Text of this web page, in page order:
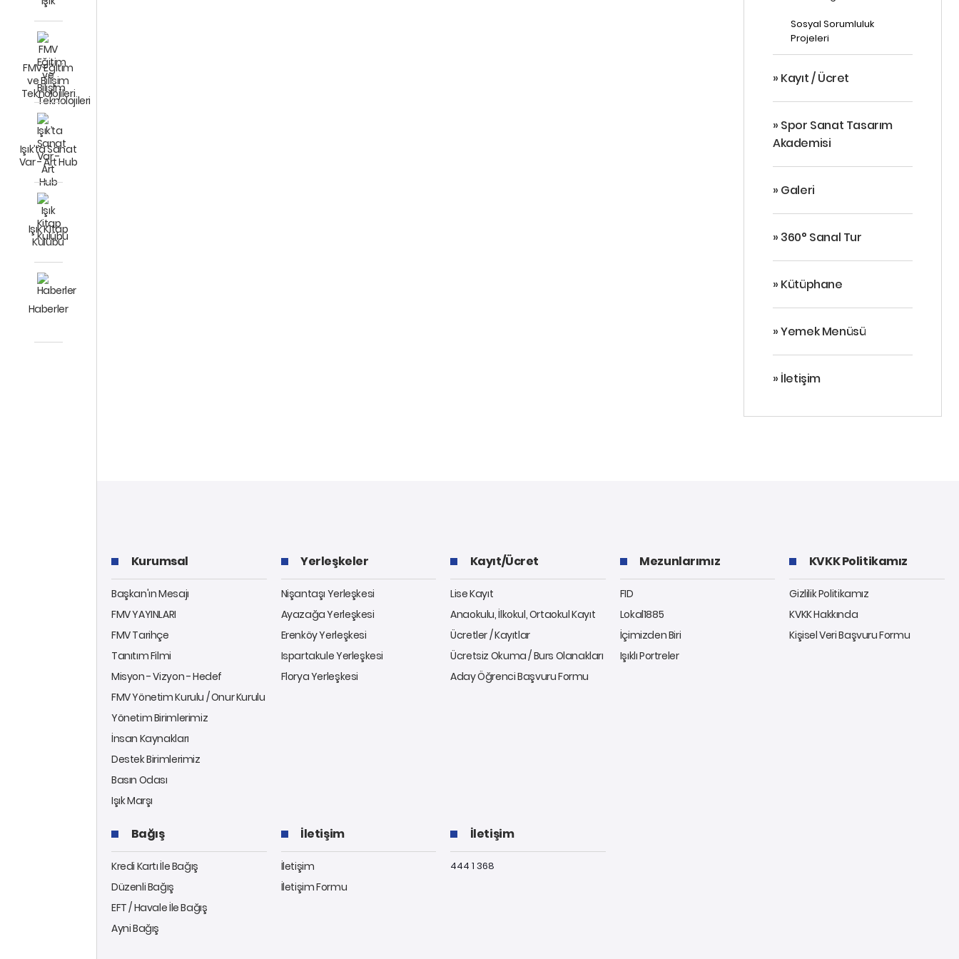
FMV Eğitim
ve Bilişim
Teknolojileri
Işık’ta Sanat
Var - Art Hub
Işık Kitap
Kulübü
Haberler
Sosyal Sorumluluk
Projeleri
» Kayıt / Ücret
» Spor Sanat Tasarım
Akademisi
» Galeri
» 360° Sanal Tur
» Kütüphane
» Yemek Menüsü
» İletişim
Kurumsal
Başkan'ın Mesajı
FMV YAYINLARI
FMV Tarihçe
Tanıtım Filmi
Misyon - Vizyon - Hedef
FMV Yönetim Kurulu / Onur Kurulu
Yönetim Birimlerimiz
İnsan Kaynakları
Destek Birimlerimiz
Basın Odası
Işık Marşı
Yerleşkeler
Nişantaşı Yerleşkesi
Ayazağa Yerleşkesi
Erenköy Yerleşkesi
Ispartakule Yerleşkesi
Florya Yerleşkesi
Kayıt/Ücret
Lise Kayıt
Anaokulu, İlkokul, Ortaokul Kayıt
Ücretler / Kayıtlar
Ücretsiz Okuma / Burs Olanakları
Aday Öğrenci Başvuru Formu
Mezunlarımız
FID
Lokal1885
İçimizden Biri
Işıklı Portreler
KVKK Politikamız
Gizlilik Politikamız
KVKK Hakkında
Kişisel Veri Başvuru Formu
Bağış
Kredi Kartı İle Bağış
Düzenli Bağış
EFT / Havale İle Bağış
Ayni Bağış
İletişim
İletişim
İletişim Formu
İletişim
444 1 368